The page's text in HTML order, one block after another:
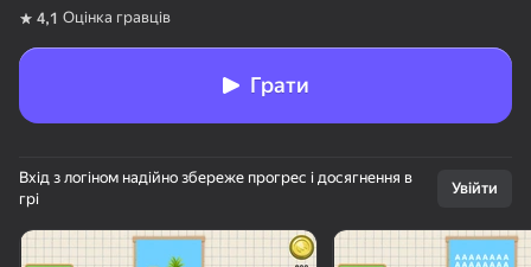
Поверніть пристрій
4,1 Оцінка гравців
Грати
Вхід з логіном надійно збереже прогрес і досягнення в
грі
Увійти